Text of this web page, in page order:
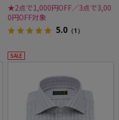
★2点で1,000円OFF／3点で3,00
0円OFF対象
5.0 （1）
SALE